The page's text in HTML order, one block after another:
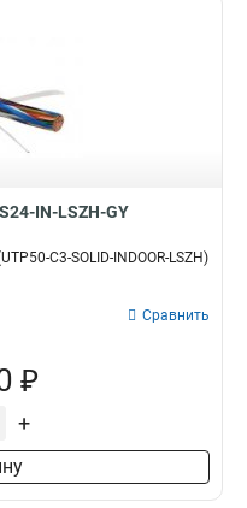
IN-LSZH-GY
C3-SOLID-INDOOR-LSZH)
Сравнить
₽
+